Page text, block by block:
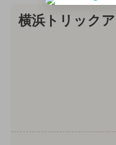
横浜トリック